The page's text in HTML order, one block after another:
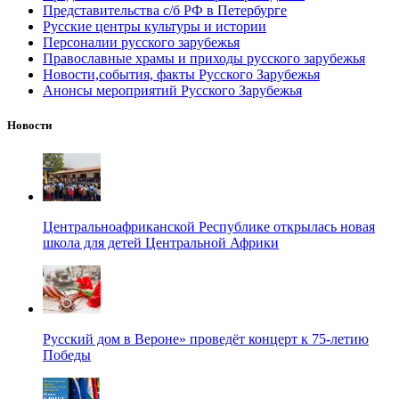
Представительства с/б РФ в Петербурге
Русские центры культуры и истории
Персоналии русского зарубежья
Православные храмы и приходы русского зарубежья
Новости,события, факты Русского Зарубежья
Анонсы мероприятий Русского Зарубежья
Новости
Центральноафриканской Республике открылась новая
школа для детей Центральной Африки
Русский дом в Вероне» проведёт концерт к 75-летию
Победы